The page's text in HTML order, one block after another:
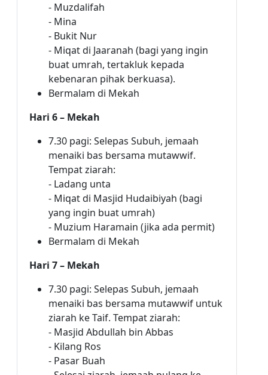
- Muzdalifah
- Mina
- Bukit Nur
- Miqat di Jaaranah (bagi yang ingin
buat umrah, tertakluk kepada
kebenaran pihak berkuasa).
Bermalam di Mekah
Hari 6 – Mekah
7.30 pagi: Selepas Subuh, jemaah
menaiki bas bersama mutawwif.
Tempat ziarah:
- Ladang unta
- Miqat di Masjid Hudaibiyah (bagi
yang ingin buat umrah)
- Muzium Haramain (jika ada permit)
Bermalam di Mekah
Hari 7 – Mekah
7.30 pagi: Selepas Subuh, jemaah
menaiki bas bersama mutawwif untuk
ziarah ke Taif. Tempat ziarah:
- Masjid Abdullah bin Abbas
- Kilang Ros
- Pasar Buah